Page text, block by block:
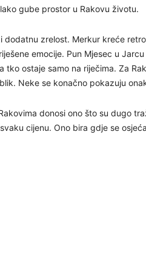
gube prostor u Rakovu životu.
dodatnu zrelost. Merkur kreće
emocije. Pun Mjesec u
tko ostaje samo na riječima. Za
Neke se konačno pokazuju
donosi ono što su dugo
cijenu. Ono bira gdje se